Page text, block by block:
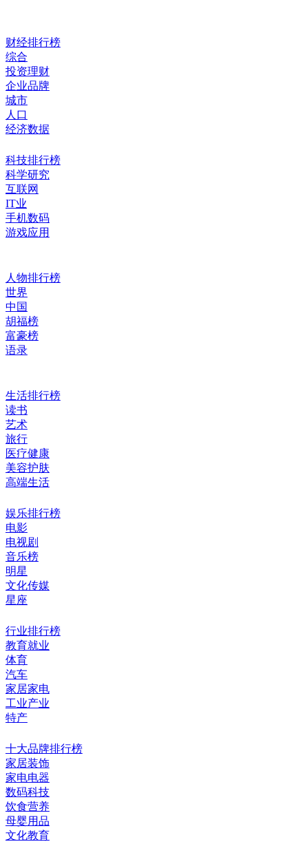
财经排行榜
综合
投资理财
企业品牌
城市
人口
经济数据
科技排行榜
科学研究
互联网
IT业
手机数码
游戏应用
人物排行榜
世界
中国
胡福榜
富豪榜
语录
生活排行榜
读书
艺术
旅行
医疗健康
美容护肤
高端生活
娱乐排行榜
电影
电视剧
音乐榜
明星
文化传媒
星座
行业排行榜
教育就业
体育
汽车
家居家电
工业产业
特产
十大品牌排行榜
家居装饰
家电电器
数码科技
饮食营养
母婴用品
文化教育